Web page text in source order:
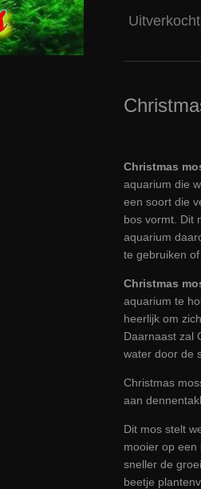
Uitverkocht
Christmas
aquarium die
een soort die
bos vormt. Dit
aquarium
te gebruiken
Christmas
aquarium te
heerlijk om
Daarnaast zal
water door de
Christmas
aan
Dit mos stelt
mooier op een
sneller de
beetje